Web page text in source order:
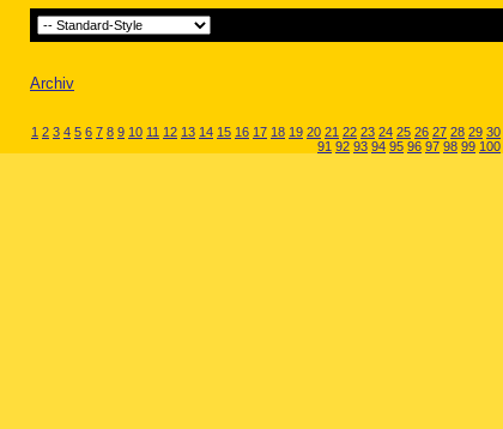
Archiv
1 2 3 4 5 6 7 8 9 10 11 12 13 14 15 16 17 18 19 20 21 22 23 24 25 26 27 28 29 30
91 92 93 94 95 96 97 98 99 100